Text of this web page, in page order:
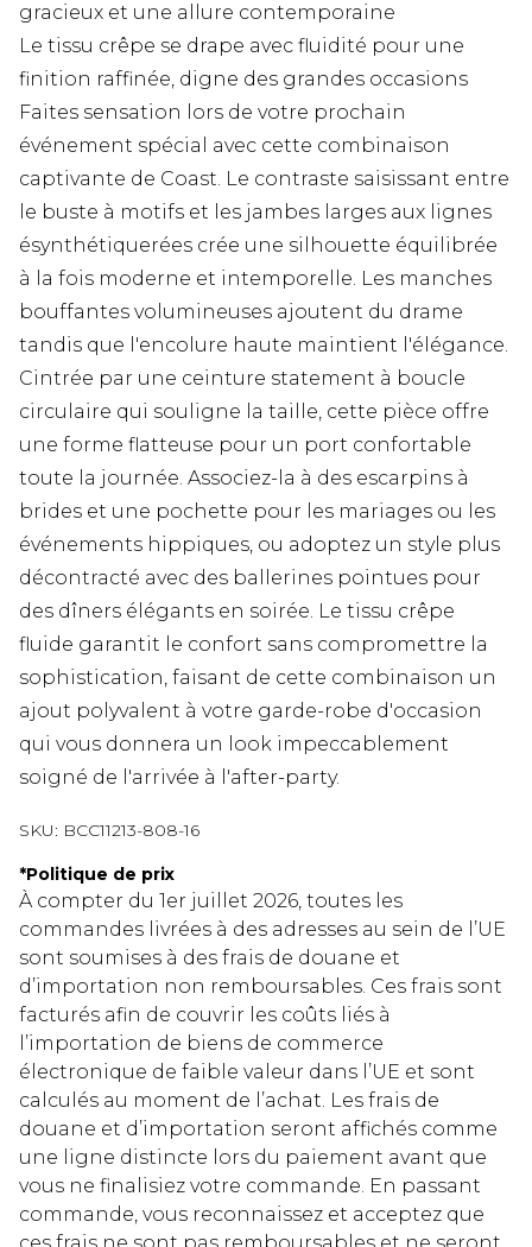
gracieux et une allure contemporaine
Le tissu crêpe se drape avec fluidité pour une
finition raffinée, digne des grandes occasions
Faites sensation lors de votre prochain
événement spécial avec cette combinaison
captivante de Coast. Le contraste saisissant entre
le buste à motifs et les jambes larges aux lignes
ésynthétiquerées crée une silhouette équilibrée
à la fois moderne et intemporelle. Les manches
bouffantes volumineuses ajoutent du drame
tandis que l'encolure haute maintient l'élégance.
Cintrée par une ceinture statement à boucle
circulaire qui souligne la taille, cette pièce offre
une forme flatteuse pour un port confortable
toute la journée. Associez-la à des escarpins à
brides et une pochette pour les mariages ou les
événements hippiques, ou adoptez un style plus
décontracté avec des ballerines pointues pour
des dîners élégants en soirée. Le tissu crêpe
fluide garantit le confort sans compromettre la
sophistication, faisant de cette combinaison un
ajout polyvalent à votre garde-robe d'occasion
qui vous donnera un look impeccablement
soigné de l'arrivée à l'after-party.
SKU: BCC11213-808-16
*Politique de prix
À compter du 1er juillet 2026, toutes les
commandes livrées à des adresses au sein de l’UE
sont soumises à des frais de douane et
d’importation non remboursables. Ces frais sont
facturés afin de couvrir les coûts liés à
l’importation de biens de commerce
électronique de faible valeur dans l’UE et sont
calculés au moment de l’achat. Les frais de
douane et d’importation seront affichés comme
une ligne distincte lors du paiement avant que
vous ne finalisiez votre commande. En passant
commande, vous reconnaissez et acceptez que